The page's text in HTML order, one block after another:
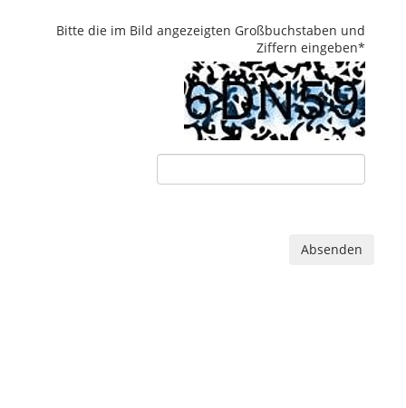
Bitte die im Bild angezeigten Großbuchstaben und
Ziffern eingeben*
Absenden